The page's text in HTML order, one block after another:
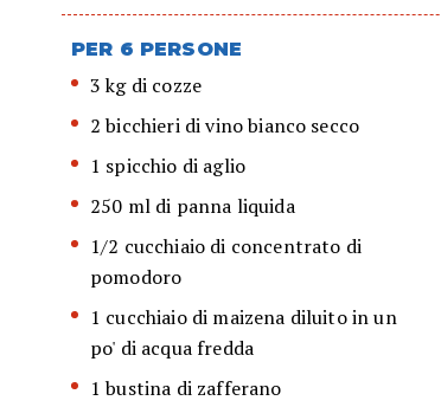
PER 6 PERSONE
3 kg di cozze
2 bicchieri di vino bianco secco
1 spicchio di aglio
250 ml di panna liquida
1/2 cucchiaio di concentrato di
pomodoro
1 cucchiaio di maizena diluito in un
po' di acqua fredda
1 bustina di zafferano